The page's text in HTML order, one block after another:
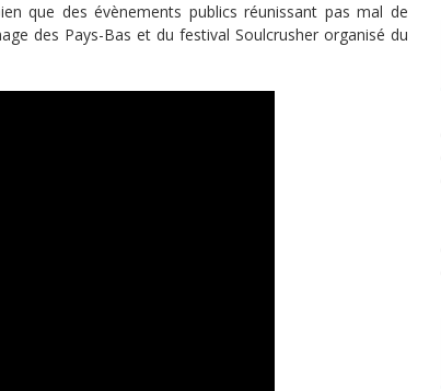
que des évènements publics réunissant pas mal de
des Pays-Bas et du festival Soulcrusher organisé du